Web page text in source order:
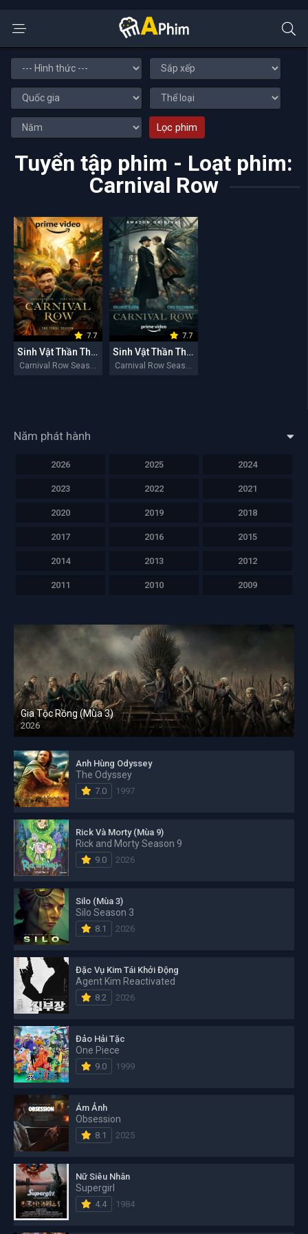
Lọc phim
Tuyển tập phim - Loạt phim:
Carnival Row
7.7
Sinh Vật Thần Thoại (Mùa 2)
Carnival Row Season 2 2023
7.7
Sinh Vật Thần Thoại (Mùa 1)
Carnival Row Season 1 2019
Năm phát hành
2026 2025 2024
2023 2022 2021
2020 2019 2018
2017 2016 2015
2014 2013 2012
2011 2010 2009
Gia Tộc Rồng (Mùa 3)
2026
Anh Hùng Odyssey
The Odyssey
7.0 1997
Rick Và Morty (Mùa 9)
Rick and Morty Season 9
9.0 2026
Silo (Mùa 3)
Silo Season 3
8.1 2026
Đặc Vụ Kim Tái Khởi Động
Agent Kim Reactivated
8.2 2026
Đảo Hải Tặc
One Piece
9.0 1999
Ám Ảnh
Obsession
8.1 2025
Nữ Siêu Nhân
Supergirl
4.4 1984